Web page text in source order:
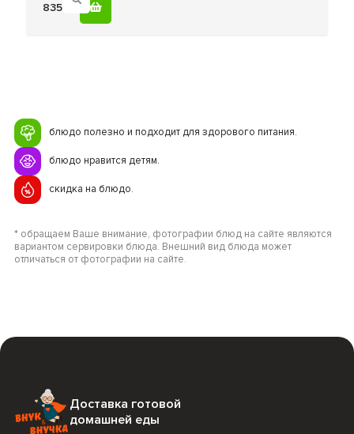
835
блюдо полезно и подходит для здорового питания.
блюдо нравится детям.
скидка на блюдо.
* обращаем Ваше внимание, фотографии блюд на сайте являются
вариантом сервировки блюда. Внешний вид блюда может
отличаться от фотографии на сайте.
Доставка готовой
домашней еды